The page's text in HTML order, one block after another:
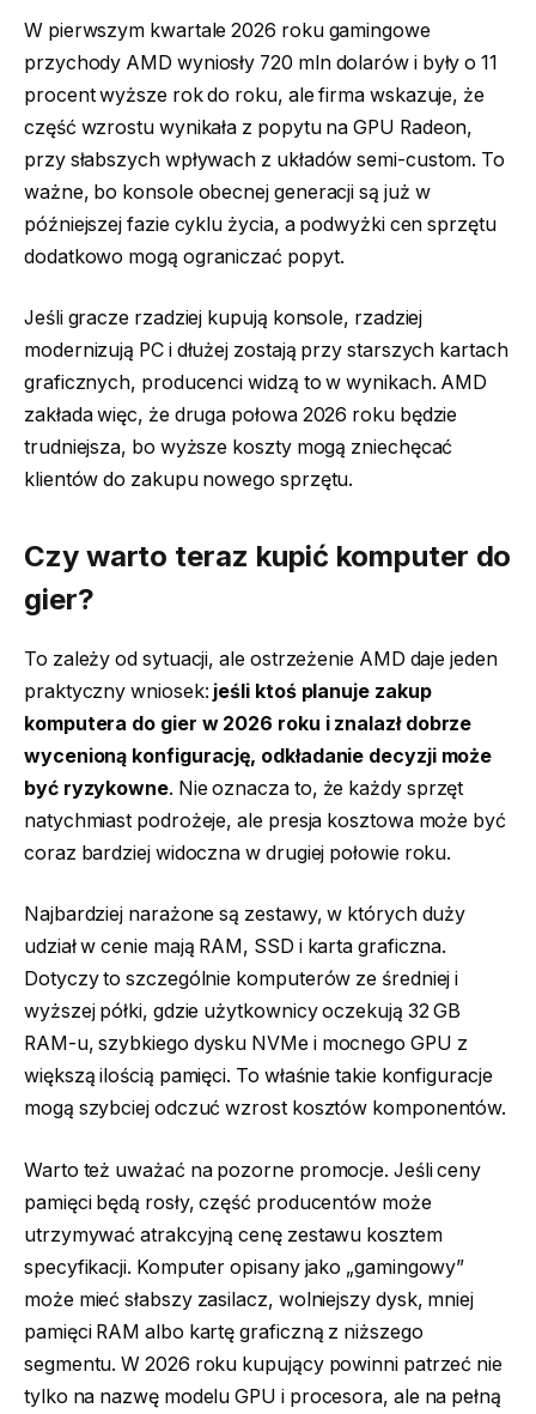
W pierwszym kwartale 2026 roku gamingowe
przychody AMD wyniosły 720 mln dolarów i były o 11
procent wyższe rok do roku, ale firma wskazuje, że
część wzrostu wynikała z popytu na GPU Radeon,
przy słabszych wpływach z układów semi-custom. To
ważne, bo konsole obecnej generacji są już w
późniejszej fazie cyklu życia, a podwyżki cen sprzętu
dodatkowo mogą ograniczać popyt.
Jeśli gracze rzadziej kupują konsole, rzadziej
modernizują PC i dłużej zostają przy starszych kartach
graficznych, producenci widzą to w wynikach. AMD
zakłada więc, że druga połowa 2026 roku będzie
trudniejsza, bo wyższe koszty mogą zniechęcać
klientów do zakupu nowego sprzętu.
Czy warto teraz kupić komputer do
gier?
To zależy od sytuacji, ale ostrzeżenie AMD daje jeden
praktyczny wniosek: jeśli ktoś planuje zakup
komputera do gier w 2026 roku i znalazł dobrze
wycenioną konfigurację, odkładanie decyzji może
być ryzykowne. Nie oznacza to, że każdy sprzęt
natychmiast podrożeje, ale presja kosztowa może być
coraz bardziej widoczna w drugiej połowie roku.
Najbardziej narażone są zestawy, w których duży
udział w cenie mają RAM, SSD i karta graficzna.
Dotyczy to szczególnie komputerów ze średniej i
wyższej półki, gdzie użytkownicy oczekują 32 GB
RAM-u, szybkiego dysku NVMe i mocnego GPU z
większą ilością pamięci. To właśnie takie konfiguracje
mogą szybciej odczuć wzrost kosztów komponentów.
Warto też uważać na pozorne promocje. Jeśli ceny
pamięci będą rosły, część producentów może
utrzymywać atrakcyjną cenę zestawu kosztem
specyfikacji. Komputer opisany jako „gamingowy”
może mieć słabszy zasilacz, wolniejszy dysk, mniej
pamięci RAM albo kartę graficzną z niższego
segmentu. W 2026 roku kupujący powinni patrzeć nie
tylko na nazwę modelu GPU i procesora, ale na pełną